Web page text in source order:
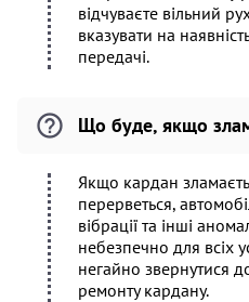
відчуваєте вільний
вказувати на
передачі.
Що буде, якщо
Якщо кардан
перерветься,
вібрації та інші
небезпечно для всіх
негайно звернутися
ремонту кардану.